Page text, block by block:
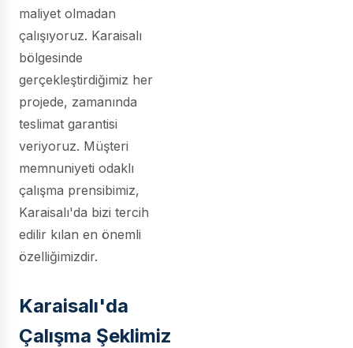
maliyet olmadan
çalışıyoruz. Karaisalı
bölgesinde
gerçekleştirdiğimiz her
projede, zamanında
teslimat garantisi
veriyoruz. Müşteri
memnuniyeti odaklı
çalışma prensibimiz,
Karaisalı'da bizi tercih
edilir kılan en önemli
özelliğimizdir.
Karaisalı'da
Çalışma Şeklimiz